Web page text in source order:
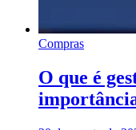
Compras
O que é